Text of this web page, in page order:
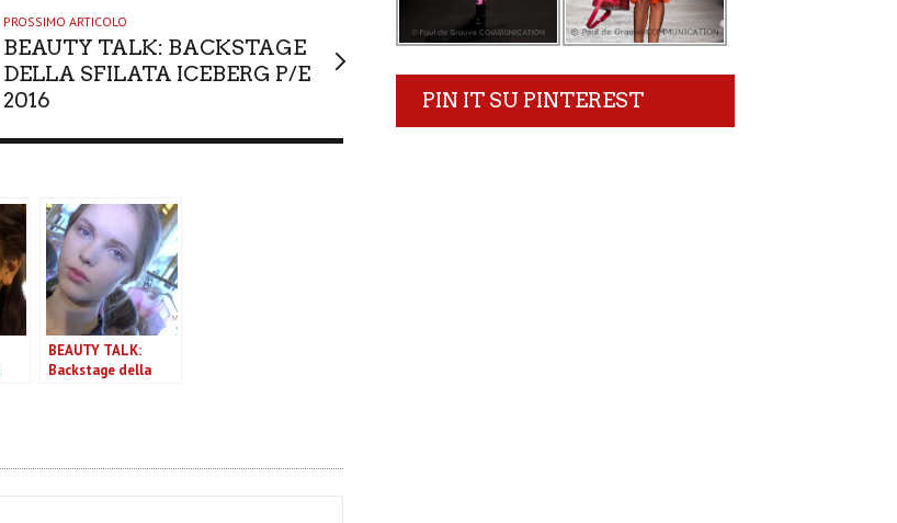
PROSSIMO ARTICOLO
BEAUTY TALK: BACKSTAGE
DELLA SFILATA ICEBERG P/E
2016
BEAUTY TALK:
Backstage della
PIN IT SU PINTEREST